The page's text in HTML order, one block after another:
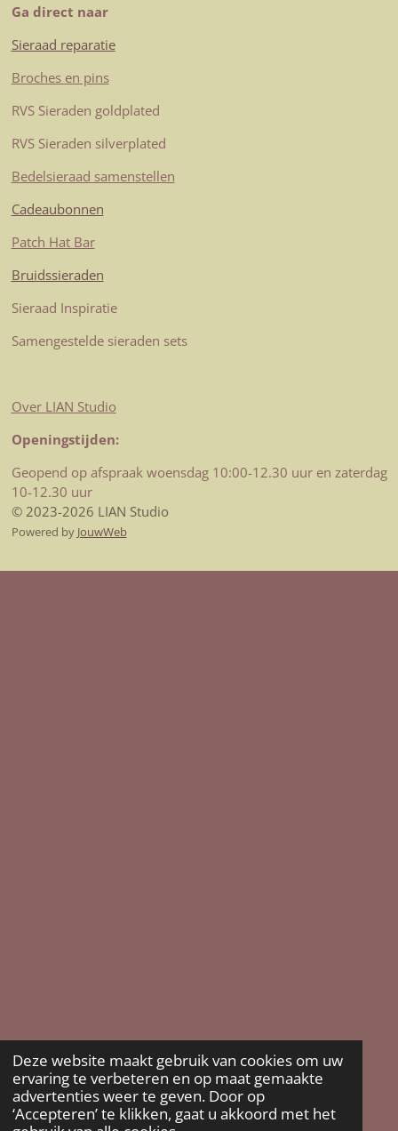
Deze website maakt gebruik van cookies om uw
ervaring te verbeteren en op maat gemaakte
advertenties weer te geven. Door op
‘Accepteren’ te klikken, gaat u akkoord met het
t
a
g
r
a
t
e
r
e
s
n
Ga direct naar
Sieraad reparatie
Broches en pins
RVS Sieraden goldplated
RVS Sieraden silverplated
Bedelsieraad samenstellen
Cadeaubonnen
Patch Hat Bar
Bruidssieraden
Sieraad Inspiratie
Samengestelde sieraden sets
Over LIAN Studio
Openingstijden:
Geopend op afspraak woensdag 10:00-12.30 uur en zaterdag
10-12.30 uur
© 2023-2026 LIAN Studio
Powered by JouwWeb